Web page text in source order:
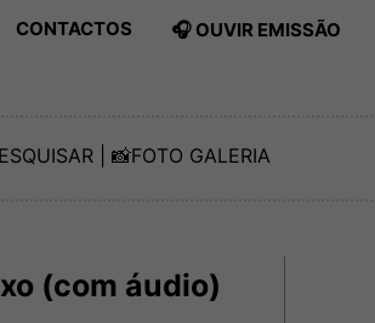
CONTACTOS 🎧 OUVIR EMISSÃO
| 📸FOTO GALERIA
(com áudio)